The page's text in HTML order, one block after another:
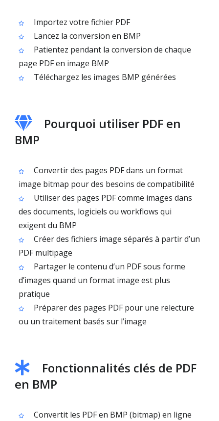
Importez votre fichier PDF
Lancez la conversion en BMP
Patientez pendant la conversion de chaque
page PDF en image BMP
Téléchargez les images BMP générées
Pourquoi utiliser PDF en
BMP
Convertir des pages PDF dans un format
image bitmap pour des besoins de compatibilité
Utiliser des pages PDF comme images dans
des documents, logiciels ou workflows qui
exigent du BMP
Créer des fichiers image séparés à partir d’un
PDF multipage
Partager le contenu d’un PDF sous forme
d’images quand un format image est plus
pratique
Préparer des pages PDF pour une relecture
ou un traitement basés sur l’image
Fonctionnalités clés de PDF
en BMP
Convertit les PDF en BMP (bitmap) en ligne